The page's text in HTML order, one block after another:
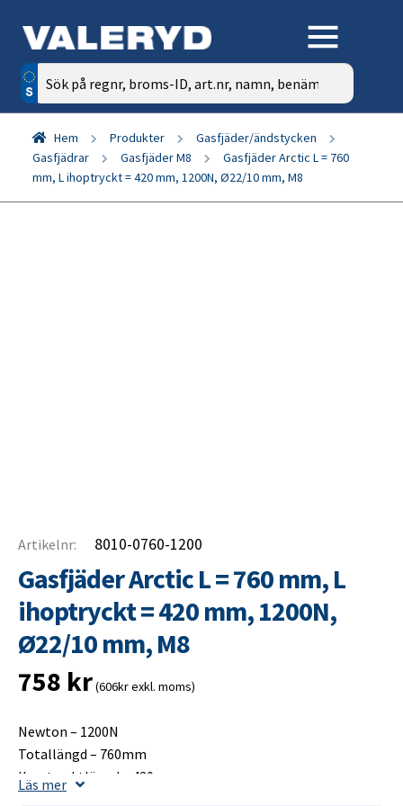
Sök
efter:
Hem Produkter
Gasfjäder/ändstycken
Gasfjädrar
Gasfjäder M8
Gasfjäder Arctic L = 760
mm, L ihoptryckt = 420 mm, 1200N, Ø22/10 mm, M8
Artikelnr: 8010-0760-1200
Gasfjäder Arctic L = 760 mm, L
ihoptryckt = 420 mm, 1200N,
Ø22/10 mm, M8
758 kr(606kr exkl. moms)
Newton – 1200N
Totallängd – 760mm
Ihoptrycktlängd – 420mm
Läs mer